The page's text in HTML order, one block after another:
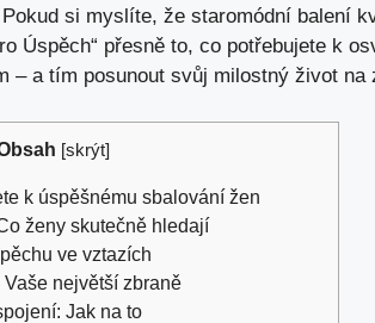
si myslíte,‌ že staromódní‍ balení
Úspěch“ přesně ‌to,⁢ co potřebujete k
‌– ⁣a tím posunout svůj milostný ⁢život na
[skrýt]
k úspěšnému ⁢sbalování žen
ženy ‌skutečně ⁢hledají
ve vztazích
největší zbraně
Jak na to